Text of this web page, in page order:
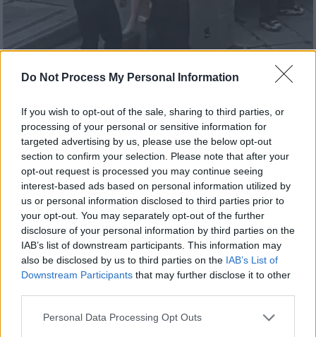
Do Not Process My Personal Information
If you wish to opt-out of the sale, sharing to third parties, or
processing of your personal or sensitive information for
targeted advertising by us, please use the below opt-out
section to confirm your selection. Please note that after your
opt-out request is processed you may continue seeing
interest-based ads based on personal information utilized by
us or personal information disclosed to third parties prior to
your opt-out. You may separately opt-out of the further
disclosure of your personal information by third parties on the
IAB’s list of downstream participants. This information may
also be disclosed by us to third parties on the IAB’s List of
Downstream Participants that may further disclose it to other
Please note that this website/app uses one or more Google
Personal Data Processing Opt Outs
Κόσμος|04.11.2024 08:27
διαμαρτυρήθηκε ημίγυμνη σε
πανεπιστήμιο - Καταγγελίες για βάναυση
κακοποίησή της από τις Αρχές
Η Αμνηστία ζήτησε την άμεση και άνευ όρων
απελευθέρωση της φοιτήτριας του
Πανεπιστημίου Αζάντ και απαίτησε να της
δοθεί πρόσβαση στην οικογένειά της και
στον δικηγόρο της